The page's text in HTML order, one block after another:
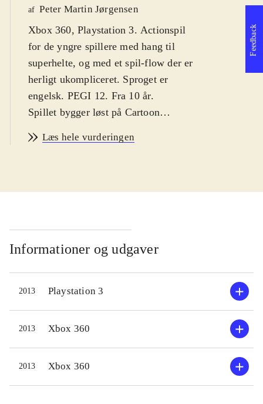
af Peter Martin Jørgensen
Xbox 360, Playstation 3. Actionspil
for de yngre spillere med hang til
superhelte, og med et spil-flow der er
herligt ukompliceret. Sproget er
engelsk. PEGI 12. Fra 10 år.
Spillet bygger løst på Cartoon
navn. Handlingen udspiller sig
ukendte helte er i gang med en
har fx Batman og Superman. En
videnskabskvinde forsvinder under
en ekspedition, og det er Young
Justices opgave at finde hende. Et
ungt team af superhelte-aspiranter
samles, undersøger sagen og snart er
de blandet ind i en længere række
Læs hele vurderingen
Informationer og udgaver
2013 Playstation 3
2013 Xbox 360
2013 Xbox 360
Feedback